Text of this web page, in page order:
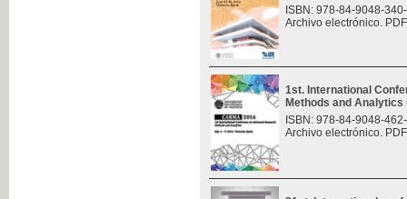
ISBN: 978-84-9048-
Archivo electrónico.
1st. International
Methods and Analytics
ISBN: 978-84-9048-
Archivo electrónico.